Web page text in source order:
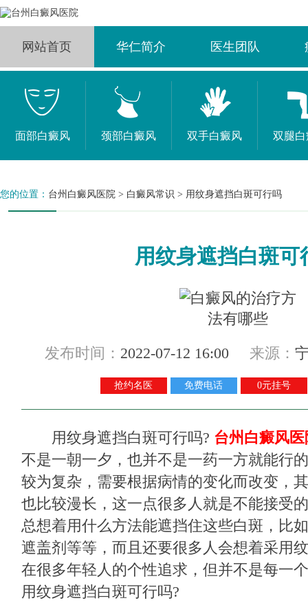
网站首页 华仁简介 医生团队
面部白癜风 颈部白癜风 双手白癜风 双腿
您的位置： 台州白癜风医院 > 白癜风常识 > 用纹身遮挡白斑可行吗
用纹身遮挡白斑可
发布时间： 2022-07-12 16:00 来源：
抢约名医 免费电话 0元挂号
用纹身遮挡白斑可行吗? 台州白癜风医
不是一朝一夕，也并不是一药一方就能行
较为复杂，需要根据病情的变化而改变，
也比较漫长，这一点很多人就是不能接受
总想着用什么方法能遮挡住这些白斑，比
遮盖剂等等，而且还要很多人会想着采用
在很多年轻人的个性追求，但并不是每一
用纹身遮挡白斑可行吗?